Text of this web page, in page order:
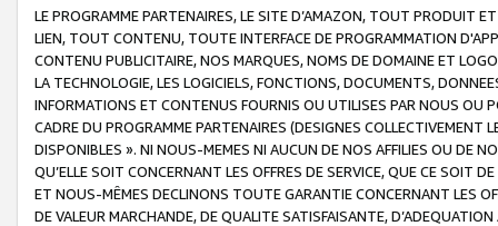
LE PROGRAMME PARTENAIRES, LE SITE D’AMAZON, TOUT PRODUIT
LIEN, TOUT CONTENU, TOUTE INTERFACE DE PROGRAMMATION
CONTENU PUBLICITAIRE, NOS MARQUES, NOMS DE DOMAINE ET
LA TECHNOLOGIE, LES LOGICIELS, FONCTIONS, DOCUMENTS,
INFORMATIONS ET CONTENUS FOURNIS OU UTILISES PAR NOUS OU
CADRE DU PROGRAMME PARTENAIRES (DESIGNES COLLECTIVEMENT
DISPONIBLES ». NI NOUS-MEMES NI AUCUN DE NOS AFFILIES OU DE
QU’ELLE SOIT CONCERNANT LES OFFRES DE SERVICE, QUE CE SOIT
ET NOUS-MÊMES DECLINONS TOUTE GARANTIE CONCERNANT LES
DE VALEUR MARCHANDE, DE QUALITE SATISFAISANTE,